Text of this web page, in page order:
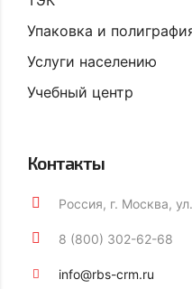
Упаковка и
Услуги населению
Учебный центр
Контакты
Россия, г. Москва,
8 (800) 302-62-68
info@rbs-crm.ru